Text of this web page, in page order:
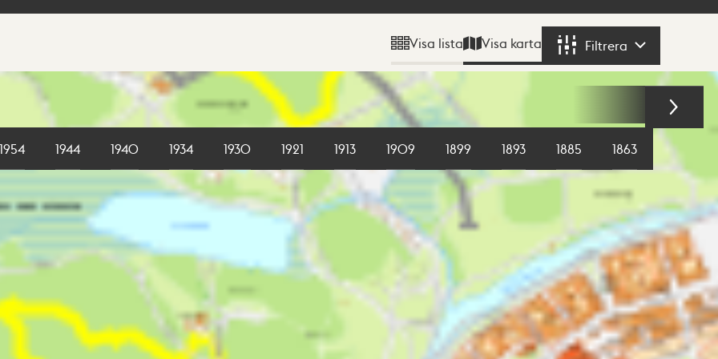
Visa lista Visa karta Filtrera
1954 1944 1940 1934 1930 1921 1913 1909 1899 1893 1885 1863 1855